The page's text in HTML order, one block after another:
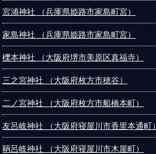
宮浦神社 （兵庫県姫路市家島町宮）
家島神社 （兵庫県姫路市家島町宮）
櫟本神社 （大阪府堺市美原区真福寺）
三之宮神社 （大阪府枚方市穂谷）
二ノ宮神社 （大阪府枚方市船橋本町）
友呂岐神社 （大阪府寝屋川市香里本通町）
鞆呂岐神社 （大阪府寝屋川市木屋町）